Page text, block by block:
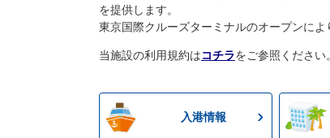
を提供します。
東京国際クルーズターミナルのオープンに
当施設の利用規約はコチラをご参照ください。
入港情報